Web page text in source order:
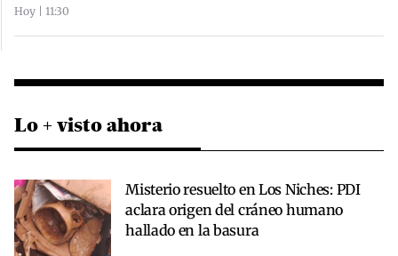
Hoy | 11:30
Lo + visto ahora
Misterio resuelto en Los Niches: PDI
aclara origen del cráneo humano
hallado en la basura